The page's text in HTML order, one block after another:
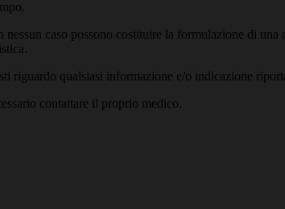
caso possono costituire la formulazione di
riguardo qualsiasi informazione e/o indicazione
contattare il proprio medico.